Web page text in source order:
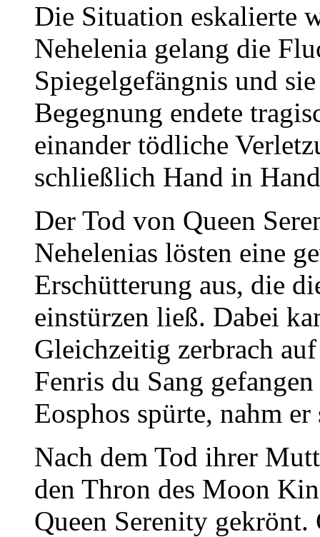
Die Situation eskalierte
Nehelenia gelang die
Spiegelgefängnis und
Begegnung endete
einander tödliche
schließlich Hand in
Der Tod von Queen
Nehelenias lösten eine
Erschütterung aus, die
einstürzen ließ. Dabei
Gleichzeitig zerbrach
Fenris du Sang
Eosphos spürte, nahm
Nach dem Tod ihrer
den Thron des Moon
Queen Serenity